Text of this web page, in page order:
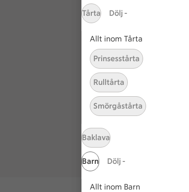
Tårta Dölj -
Allt inom Tårta
Prinsesstårta
Rulltårta
Smörgåstårta
Baklava
Barn Dölj -
Allt inom Barn